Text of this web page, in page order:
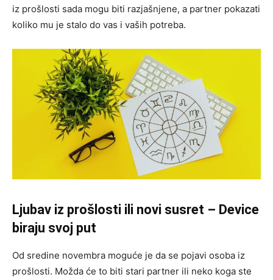
iz prošlosti sada mogu biti razjašnjene, a partner pokazati
koliko mu je stalo do vas i vaših potreba.
Ljubav iz prošlosti ili novi susret – Device
biraju svoj put
Od sredine novembra moguće je da se pojavi osoba iz
prošlosti. Možda će to biti stari partner ili neko koga ste